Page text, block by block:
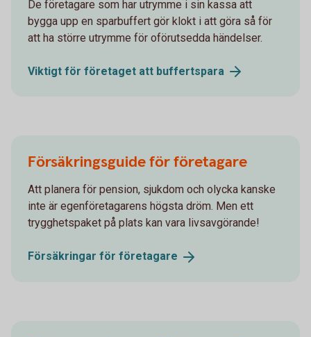
De företagare som har utrymme i sin kassa att
bygga upp en sparbuffert gör klokt i att göra så för
att ha större utrymme för oförutsedda händelser.
Viktigt för företaget att buffertspara
Försäkringsguide för företagare
Att planera för pension, sjukdom och olycka kanske
inte är egenföretagarens högsta dröm. Men ett
trygghetspaket på plats kan vara livsavgörande!
Försäkringar för företagare